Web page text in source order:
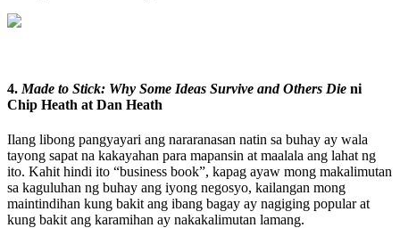
4. Made to Stick: Why Some Ideas Survive and Others Die ni
Chip Heath at Dan Heath
Ilang libong pangyayari ang nararanasan natin sa buhay ay wala
tayong sapat na kakayahan para mapansin at maalala ang lahat ng
ito. Kahit hindi ito “business book”, kapag ayaw mong makalimutan
sa kaguluhan ng buhay ang iyong negosyo, kailangan mong
maintindihan kung bakit ang ibang bagay ay nagiging popular at
kung bakit ang karamihan ay nakakalimutan lamang.